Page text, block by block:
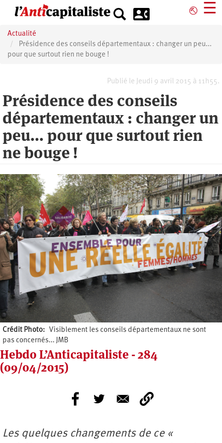
principal
⎋ ☰
Actualité
Présidence des conseils départementaux : changer un peu...
pour que surtout rien ne bouge !
Publié le Jeudi 9 avril 2015 à 11h55.
Présidence des conseils
départementaux : changer un
peu... pour que surtout rien
ne bouge !
Crédit Photo
Visiblement les conseils départementaux ne sont
pas concernés... JMB
Hebdo L’Anticapitaliste - 284
(09/04/2015)
Les quelques changements de ce «